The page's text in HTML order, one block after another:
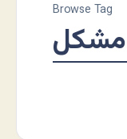
Browse Tag
مشکل